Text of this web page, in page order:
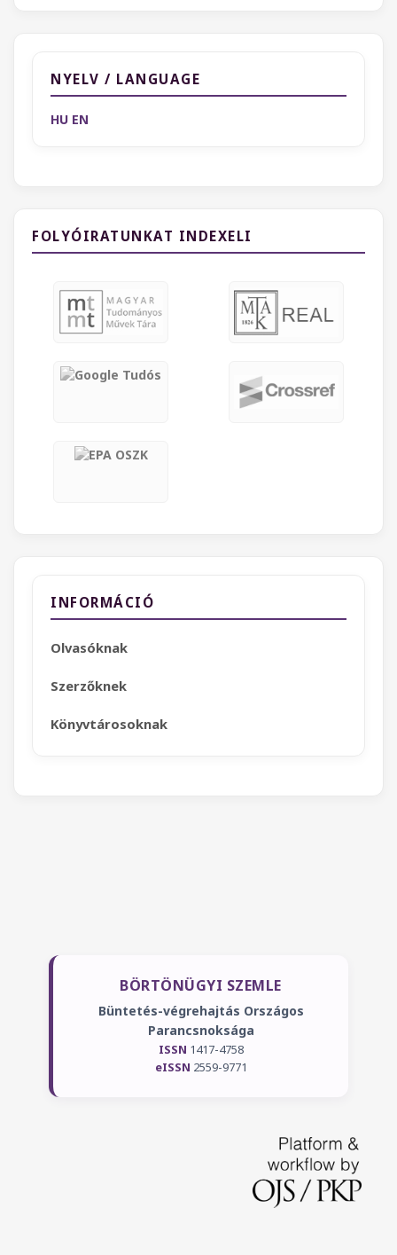
NYELV / LANGUAGE
HU EN
FOLYÓIRATUNKAT INDEXELI
INFORMÁCIÓ
Olvasóknak
Szerzőknek
Könyvtárosoknak
BÖRTÖNÜGYI SZEMLE
Büntetés-végrehajtás Országos
Parancsnoksága
ISSN 1417-4758
eISSN 2559-9771